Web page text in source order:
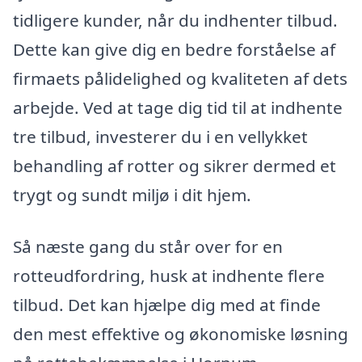
tidligere kunder, når du indhenter tilbud.
Dette kan give dig en bedre forståelse af
firmaets pålidelighed og kvaliteten af dets
arbejde. Ved at tage dig tid til at indhente
tre tilbud, investerer du i en vellykket
behandling af rotter og sikrer dermed et
trygt og sundt miljø i dit hjem.
Så næste gang du står over for en
rotteudfordring, husk at indhente flere
tilbud. Det kan hjælpe dig med at finde
den mest effektive og økonomiske løsning